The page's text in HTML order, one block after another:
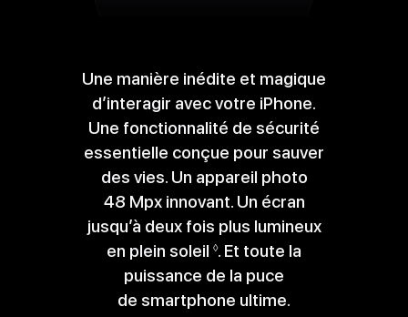
Une manière inédite et magique
d’interagir avec votre iPhone.
Une fonctionnalité de sécurité
essentielle conçue pour sauver
des vies. Un appareil photo
48 Mpx innovant. Un écran
jusqu’à deux fois plus lumineux
en plein soleil ◊Renvoi
aux
mentions
. Et toute la
puissance de la puce
de smartphone ultime.